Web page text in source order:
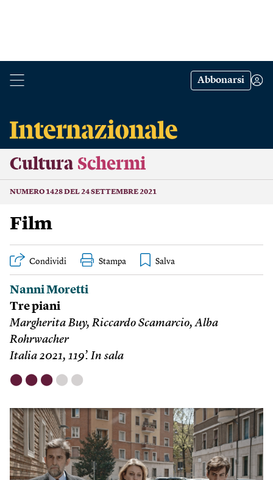
Abbonarsi
Cultura Schermi
NUMERO 1428 DEL 24 SETTEMBRE 2021
Film
Condividi Stampa
Nanni Moretti
Tre piani
Margherita Buy, Riccardo Scamarcio, Alba
Rohrwacher
Italia 2021, 119’. In sala
⬤ ⬤ ⬤ ⬤ ⬤